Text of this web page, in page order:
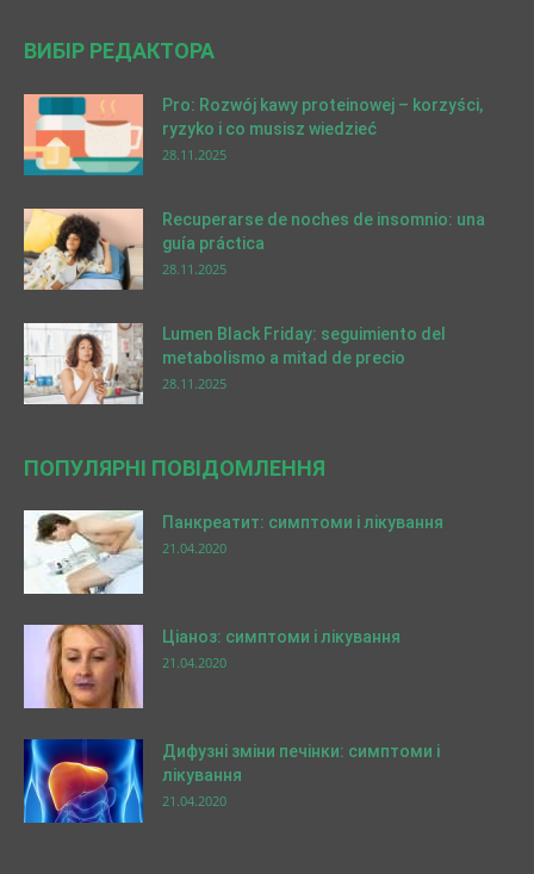
ВИБІР РЕДАКТОРА
Pro: Rozwój kawy proteinowej – korzyści,
ryzyko i co musisz wiedzieć
28.11.2025
Recuperarse de noches de insomnio: una
guía práctica
28.11.2025
Lumen Black Friday: seguimiento del
metabolismo a mitad de precio
28.11.2025
ПОПУЛЯРНІ ПОВІДОМЛЕННЯ
Панкреатит: симптоми і лікування
21.04.2020
Ціаноз: симптоми і лікування
21.04.2020
Дифузні зміни печінки: симптоми і
лікування
21.04.2020